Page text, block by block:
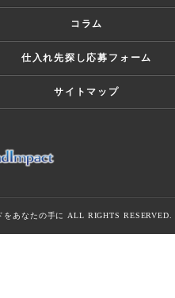
コラム
仕入れ先探し応募フォーム
サイトマップ
あなたの手に ALL RIGHTS RESERVED.